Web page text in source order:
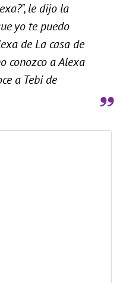
le dijo la
yo te puedo
de La casa de
conozco a Alexa
a Tebi de